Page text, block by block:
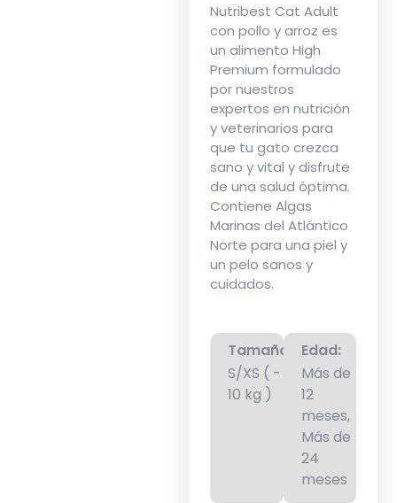
Nutribest Cat Adult
con pollo y arroz es
un alimento High
Premium formulado
por nuestros
expertos en nutrición
y veterinarios para
que tu gato crezca
sano y vital y disfrute
de una salud óptima.
Contiene Algas
Marinas del Atlántico
Norte para una piel y
un pelo sanos y
cuidados.
Tamaño:
S/XS ( -
10 kg )
Edad:
Más de
12
meses,
Más de
24
meses